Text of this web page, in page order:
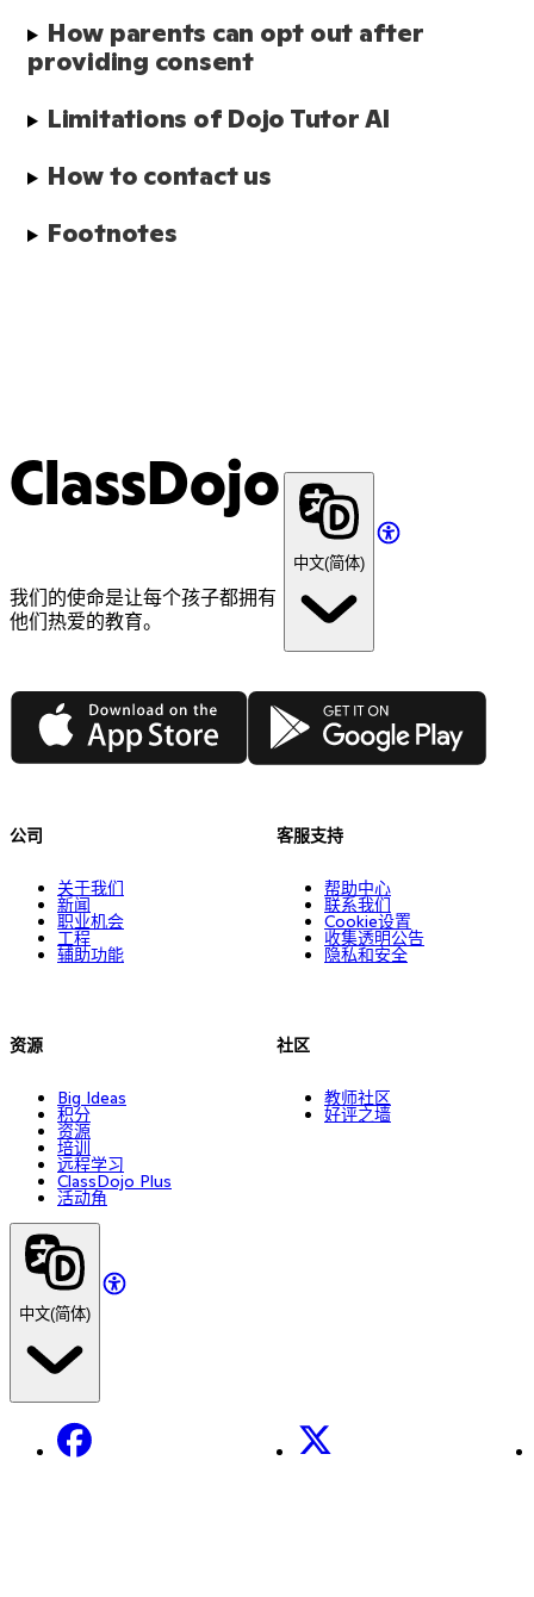
How parents can opt out after
providing consent
Limitations of Dojo Tutor AI
How to contact us
Footnotes
ClassDojo
我们的使命是让每个孩子都拥有
他们热爱的教育。
中文(简体)
App Store Google Play
公司
关于我们
新闻
职业机会
工程
辅助功能
资源
Big Ideas
积分
资源
培训
远程学习
ClassDojo Plus
活动角
客服支持
帮助中心
联系我们
Cookie设置
收集透明公告
隐私和安全
社区
教师社区
好评之墙
中文(简体)
Facebook X